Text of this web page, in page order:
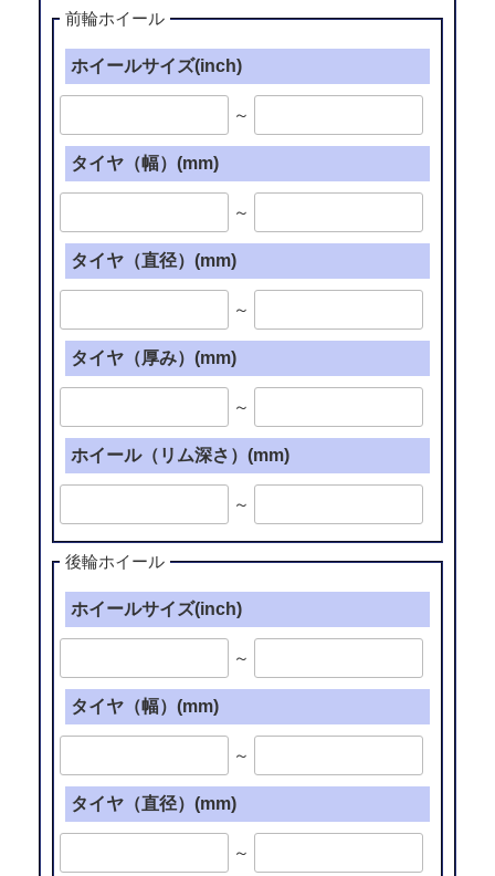
前輪ホイール
ホイールサイズ(inch)
～
タイヤ（幅）(mm)
～
タイヤ（直径）(mm)
～
タイヤ（厚み）(mm)
～
ホイール（リム深さ）(mm)
～
後輪ホイール
ホイールサイズ(inch)
～
タイヤ（幅）(mm)
～
タイヤ（直径）(mm)
～